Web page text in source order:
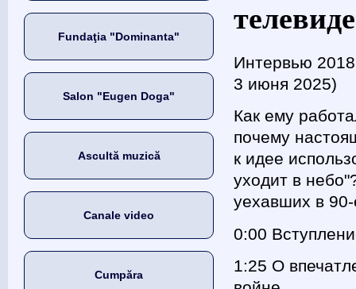
Fundaţia "Dominanta"
Salon "Eugen Doga"
Ascultă muzică
Canale video
Cumpăra
Интервью
3 июня 2025)
Как ему
почему
к идее
уходит в
уехавших в
0:00
1:25 О